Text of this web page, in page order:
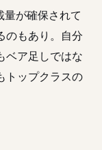
量が確保されて
のもあり。自分
ベア足しではな
トップクラスの